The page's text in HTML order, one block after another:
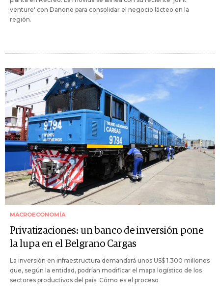
venture' con Danone para consolidar el negocio lácteo en la
región.
MACROECONOMÍA
Privatizaciones: un banco de inversión pone
la lupa en el Belgrano Cargas
La inversión en infraestructura demandará unos US$ 1.300 millones
que, según la entidad, podrían modificar el mapa logístico de los
sectores productivos del país. Cómo es el proceso